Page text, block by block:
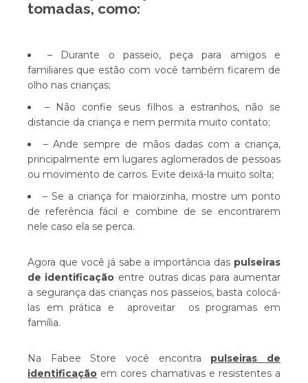
tomadas, como:
– Durante o passeio, peça para amigos e
familiares que estão com você também ficarem de
olho nas crianças;
– Não confie seus filhos a estranhos, não se
distancie da criança e nem permita muito contato;
– Ande sempre de mãos dadas com a criança,
principalmente em lugares aglomerados de pessoas
ou movimento de carros. Evite deixá-la muito solta;
– Se a criança for maiorzinha, mostre um ponto
de referência fácil e combine de se encontrarem
nele caso ela se perca.
Agora que você já sabe a importância das pulseiras
de identificação entre outras dicas para aumentar
a segurança das crianças nos passeios, basta colocá-
las em prática e aproveitar os programas em
família.
Na Fabee Store você encontra pulseiras de
identificaçãoem cores chamativas e resistentes a